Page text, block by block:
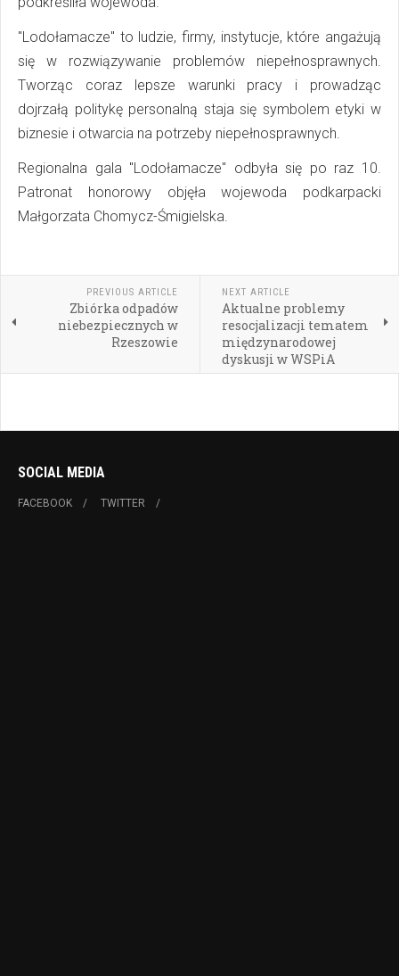
"Lodołamacze" to ludzie, firmy, instytucje, które angażują
się w rozwiązywanie problemów niepełnosprawnych.
Tworząc coraz lepsze warunki pracy i prowadząc
dojrzałą politykę personalną staja się symbolem etyki w
biznesie i otwarcia na potrzeby niepełnosprawnych.
Regionalna gala "Lodołamacze" odbyła się po raz 10.
Patronat honorowy objęła wojewoda podkarpacki
Małgorzata Chomycz-Śmigielska.
PREVIOUS ARTICLE
Zbiórka odpadów
niebezpiecznych w
Rzeszowie
NEXT ARTICLE
Aktualne problemy
resocjalizacji tematem
międzynarodowej
dyskusji w WSPiA
SOCIAL MEDIA
FACEBOOK TWITTER